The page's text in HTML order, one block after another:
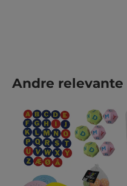
Hopp over produktgalleri
Andre